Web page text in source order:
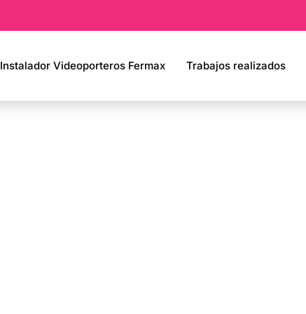
Instalador Videoporteros Fermax Trabajos realizados